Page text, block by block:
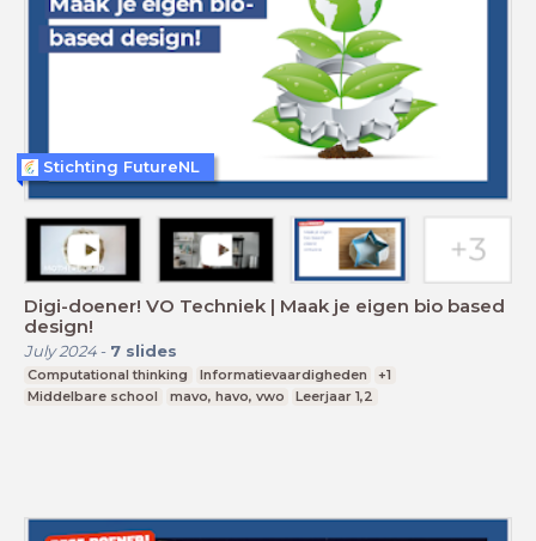
Digi-doener! VO Techniek | Maak je eigen bio based
design!
July 2024- 7 slides
Computational thinking Informatievaardigheden
+1
Middelbare school
mavo, havo, vwo Leerjaar 1,2
Stichting FutureNL